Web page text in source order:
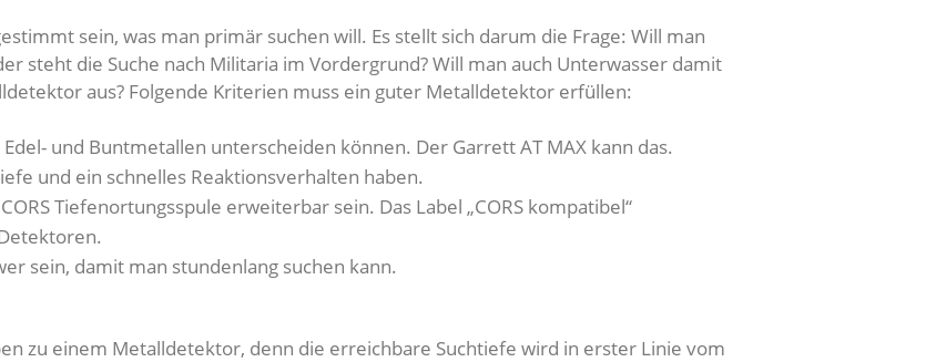
sein, was man primär suchen will. Es stellt sich darum die Frage: Will man
steht die Suche nach Militaria im Vordergrund? Will man auch Unterwasser damit
aus? Folgende Kriterien muss ein guter Metalldetektor erfüllen:
und Buntmetallen unterscheiden können. Der Garrett AT MAX kann das.
und ein schnelles Reaktionsverhalten haben.
Tiefenortungsspule erweiterbar sein. Das Label „CORS kompatibel“
sein, damit man stundenlang suchen kann.
zu einem Metalldetektor, denn die erreichbare Suchtiefe wird in erster Linie vom